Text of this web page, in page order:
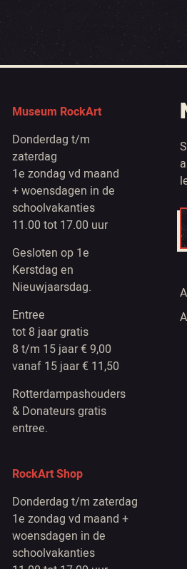
Museum RockArt
Donderdag t/m
zaterdag
1e zondag vd maand
+ woensdagen in de
schoolvakanties
11.00 tot 17.00 uur
Gesloten op 1e
Kerstdag en
Nieuwjaarsdag.
Entree
tot 8 jaar gratis
8 t/m 15 jaar € 9,00
vanaf 15 jaar € 11,50
Rotterdampashouders
& Donateurs gratis
entree.
RockArt Shop
Donderdag t/m zaterdag
1e zondag vd maand +
woensdagen in de
schoolvakanties